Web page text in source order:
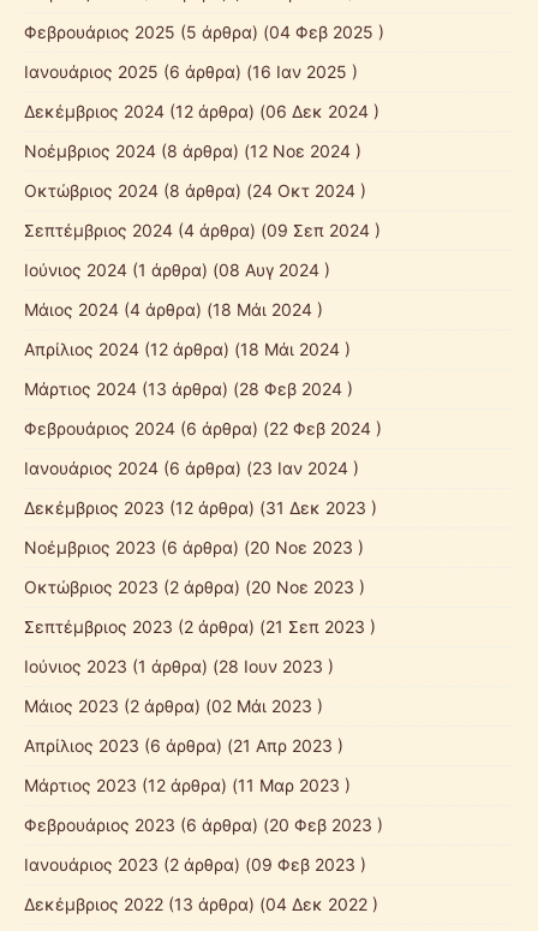
Φεβρουάριος 2025 (5 άρθρα) (04 Φεβ 2025 )
Ιανουάριος 2025 (6 άρθρα) (16 Ιαν 2025 )
Δεκέμβριος 2024 (12 άρθρα) (06 Δεκ 2024 )
Νοέμβριος 2024 (8 άρθρα) (12 Νοε 2024 )
Οκτώβριος 2024 (8 άρθρα) (24 Οκτ 2024 )
Σεπτέμβριος 2024 (4 άρθρα) (09 Σεπ 2024 )
Ιούνιος 2024 (1 άρθρα) (08 Αυγ 2024 )
Μάιος 2024 (4 άρθρα) (18 Μάι 2024 )
Απρίλιος 2024 (12 άρθρα) (18 Μάι 2024 )
Μάρτιος 2024 (13 άρθρα) (28 Φεβ 2024 )
Φεβρουάριος 2024 (6 άρθρα) (22 Φεβ 2024 )
Ιανουάριος 2024 (6 άρθρα) (23 Ιαν 2024 )
Δεκέμβριος 2023 (12 άρθρα) (31 Δεκ 2023 )
Νοέμβριος 2023 (6 άρθρα) (20 Νοε 2023 )
Οκτώβριος 2023 (2 άρθρα) (20 Νοε 2023 )
Σεπτέμβριος 2023 (2 άρθρα) (21 Σεπ 2023 )
Ιούνιος 2023 (1 άρθρα) (28 Ιουν 2023 )
Μάιος 2023 (2 άρθρα) (02 Μάι 2023 )
Απρίλιος 2023 (6 άρθρα) (21 Απρ 2023 )
Μάρτιος 2023 (12 άρθρα) (11 Μαρ 2023 )
Φεβρουάριος 2023 (6 άρθρα) (20 Φεβ 2023 )
Ιανουάριος 2023 (2 άρθρα) (09 Φεβ 2023 )
Δεκέμβριος 2022 (13 άρθρα) (04 Δεκ 2022 )